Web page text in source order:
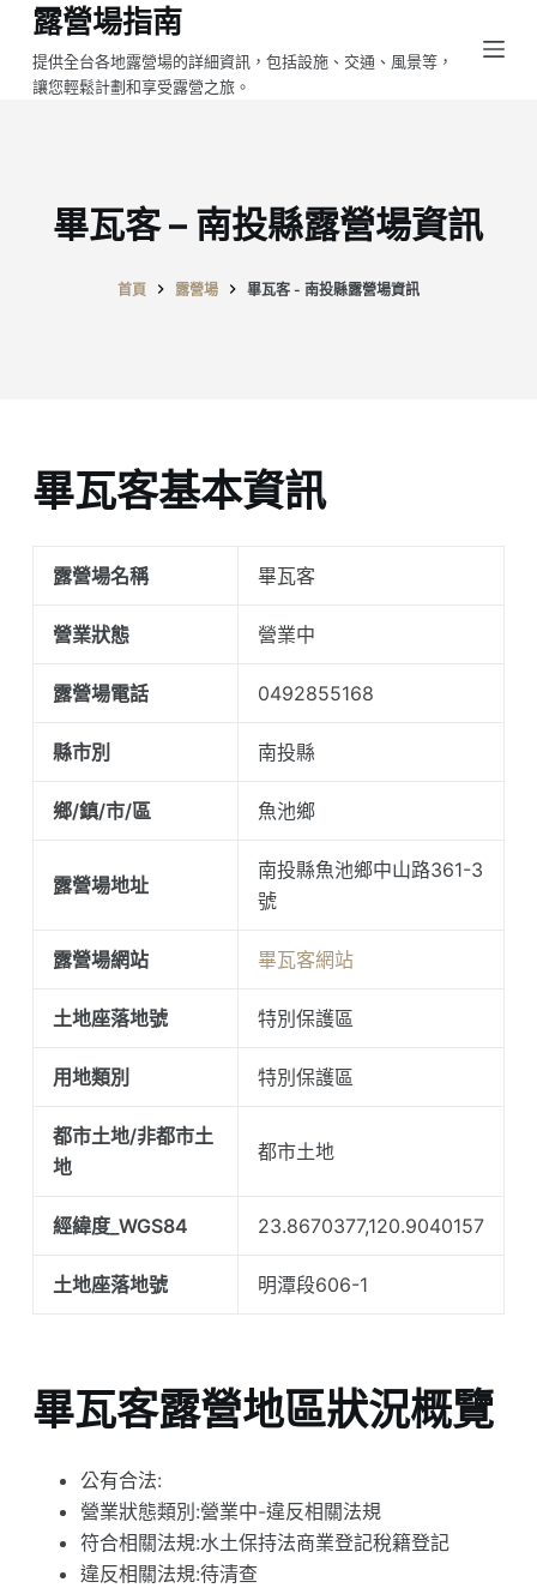
跳
至
主
露營場指南
提供全台各地露營場的詳細資訊，包括設施、交通、風景等，
讓您輕鬆計劃和享受露營之旅。
畢瓦客 – 南投縣露營場資訊
首頁 露營場 畢瓦客 - 南投縣露營場資訊
畢瓦客基本資訊
露營場名稱 畢瓦客
營業狀態 營業中
露營場電話 0492855168
縣市別 南投縣
鄉/鎮/市/區 魚池鄉
露營場地址
南投縣魚池鄉中山路361-3
號
露營場網站 畢瓦客網站
土地座落地號 特別保護區
用地類別 特別保護區
都市土地/非都市土
地
都市土地
經緯度_WGS84 23.8670377,120.9040157
土地座落地號 明潭段606-1
畢瓦客露營地區狀況概覽
公有合法:
營業狀態類別:營業中-違反相關法規
符合相關法規:水土保持法商業登記稅籍登記
違反相關法規:待清查